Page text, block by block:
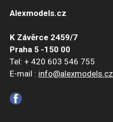
Alexmodels.cz
K Závěrce 2459/7
Praha 5 -150 00
Tel: + 420 603 546 755
E-mail : info@alexmodels.cz